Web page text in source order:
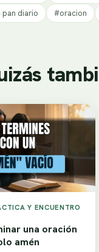
diario #oracion
Y ENCUENTRO
una oración
amén